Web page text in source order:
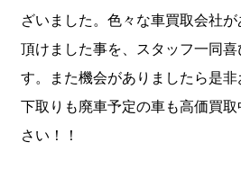
ざいました。色々な車買取会社
頂けました事を、スタッフ一同喜
す。また機会がありましたら是非
下取りも廃車予定の車も高価買
さい！！